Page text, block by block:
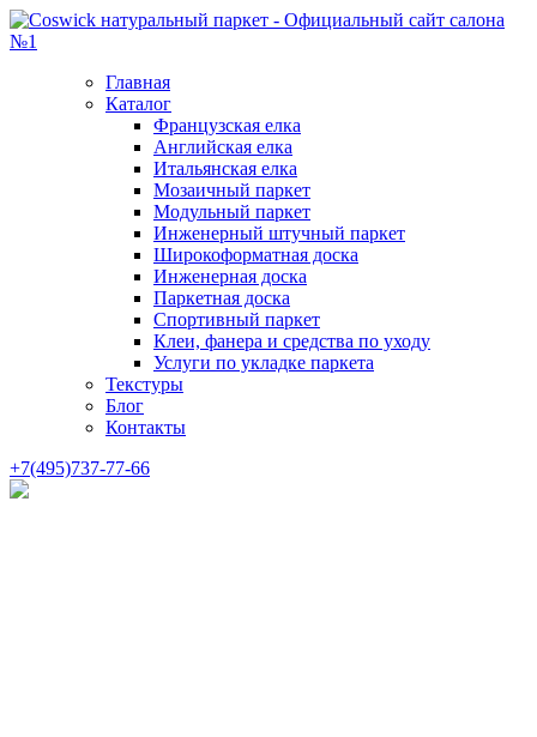
Главная
Каталог
Французская елка
Английская елка
Итальянская елка
Мозаичный паркет
Модульный паркет
Инженерный штучный паркет
Широкоформатная доска
Инженерная доска
Паркетная доска
Спортивный паркет
Клеи, фанера и средства по уходу
Услуги по укладке паркета
Текстуры
Блог
Контакты
+7(495)737-77-66